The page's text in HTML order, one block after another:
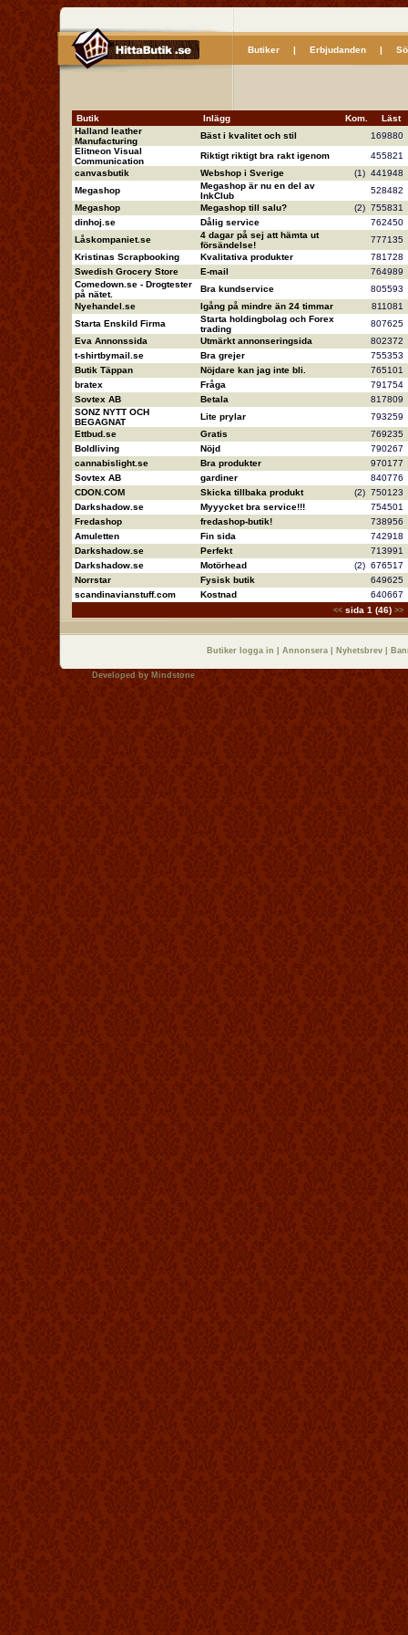
Butiker| Erbjudanden|
Butik Inlägg Kom.
Läst
Halland leather
Manufacturing
Bäst i kvalitet och stil
169880
Elitneon Visual
Communication
Riktigt riktigt bra rakt igenom
455821
canvasbutik
Webshop i Sverige (1) 441948
Megashop
Megashop är nu en del av
InkClub
528482
Megashop
Megashop till salu? (2) 755831
dinhoj.se
Dålig service
762450
Låskompaniet.se
4 dagar på sej att hämta ut
försändelse!
777135
Kristinas Scrapbooking
Kvalitativa produkter
781728
Swedish Grocery Store
E-mail
764989
Comedown.se - Drogtester
på nätet.
Bra kundservice
805593
Nyehandel.se
Igång på mindre än 24 timmar
811081
Starta Enskild Firma
Starta holdingbolag och Forex
trading
807625
Eva Annonssida
Utmärkt annonseringsida
802372
t-shirtbymail.se
Bra grejer
755353
Butik Täppan
Nöjdare kan jag inte bli.
765101
bratex
Fråga
791754
Sovtex AB
Betala
817809
SONZ NYTT OCH
BEGAGNAT
Lite prylar
793259
Ettbud.se
Gratis
769235
Boldliving
Nöjd
790267
cannabislight.se
Bra produkter
970177
Sovtex AB
gardiner
840776
CDON.COM
Skicka tillbaka produkt (2) 750123
Darkshadow.se
Myyycket bra service!!!
754501
Fredashop
fredashop-butik!
738956
Amuletten
Fin sida
742918
Darkshadow.se
Perfekt
713991
Darkshadow.se
Motörhead (2) 676517
Norrstar
Fysisk butik
649625
scandinavianstuff.com
Kostnad 640667
<< sida 1 (46) >>
Butiker logga in Annonsera Nyhetsbrev
Developed by Mindstone